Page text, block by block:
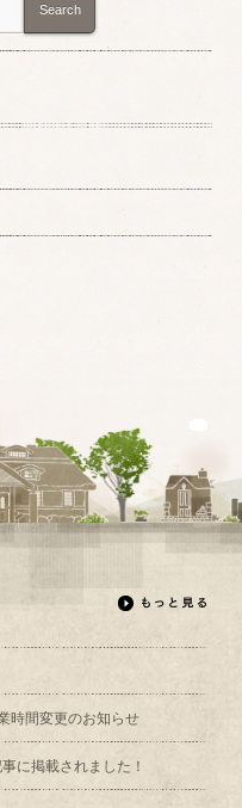
Search
時間変更のお知らせ
に掲載されました！